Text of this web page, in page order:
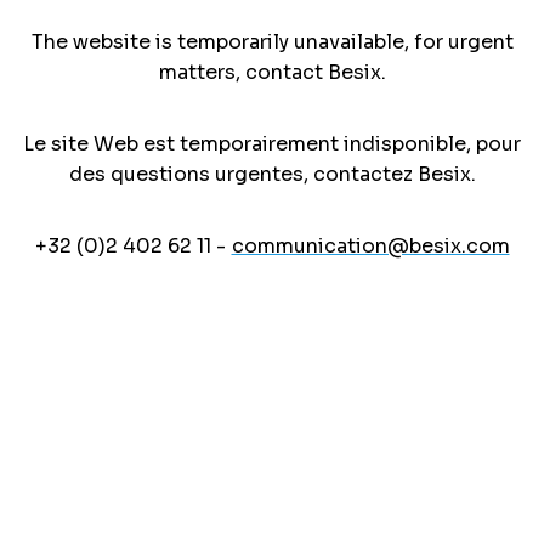
The website is temporarily unavailable, for urgent
matters, contact Besix.
Le site Web est temporairement indisponible, pour
des questions urgentes, contactez Besix.
+32 (0)2 402 62 11 - communication@besix.com